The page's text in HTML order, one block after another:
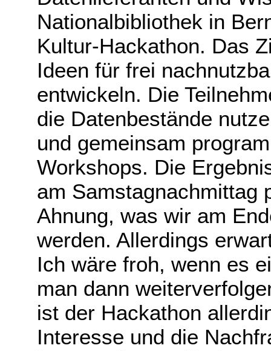
Nationalbibliothek in
Kultur-Hackathon. Das
Ideen für frei
entwickeln. Die
die Datenbestände
und gemeinsam
Workshops. Die
am Samstagnachmittag
Ahnung, was wir am
werden. Allerdings
Ich wäre froh, wenn es
man dann
ist der Hackathon
Interesse und die